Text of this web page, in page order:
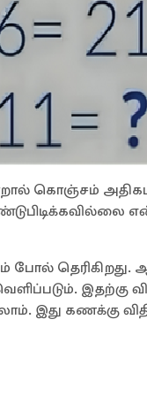
கொஞ்சம்
தெரிகிறது.
இதற்கு
இது கணக்கு விதி